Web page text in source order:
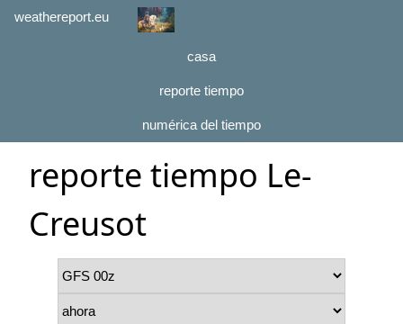
weathereport.eu
casa
reporte tiempo
numérica del tiempo
reporte tiempo Le-
Creusot